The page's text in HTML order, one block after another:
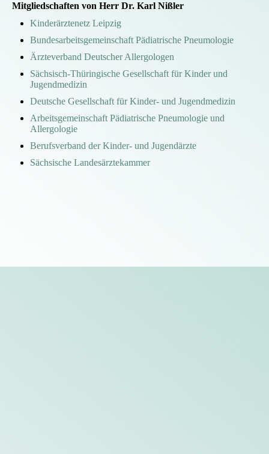
Mitgliedschaften von Herr Dr. Karl Nißler
Kinderärztenetz Leipzig
Bundesarbeitsgemeinschaft Pädiatrische Pneumologie
Ärzteverband Deutscher Allergologen
Sächsisch-Thüringische Gesellschaft für Kinder und
Jugendmedizin
Deutsche Gesellschaft für Kinder- und Jugendmedizin
Arbeitsgemeinschaft Pädiatrische Pneumologie und
Allergologie
Berufsverband der Kinder- und Jugendärzte
Sächsische Landesärztekammer